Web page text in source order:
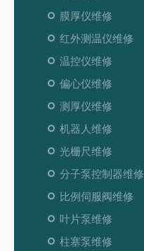
膜厚仪维修
红外测温仪维修
温控仪维修
偏心仪维修
测厚仪维修
机器人维修
光栅尺维修
分子泵控制器维修
比例伺服阀维修
叶片泵维修
柱塞泵维修